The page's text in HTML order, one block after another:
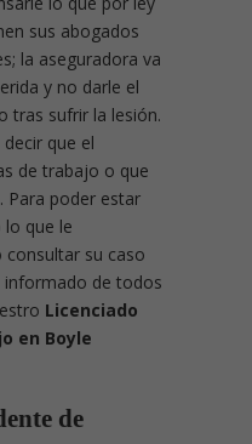
sus abogados
la aseguradora va
y no darle el
tras sufrir la lesión.
que el
de trabajo o que
Para poder estar
que le
consultar su caso
informado de todos
Licenciado
en Boyle
de